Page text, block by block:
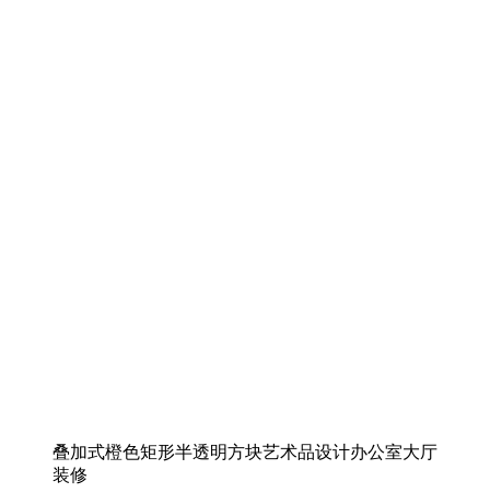
叠加式橙色矩形半透明方块艺术品设计办公室大厅
装修